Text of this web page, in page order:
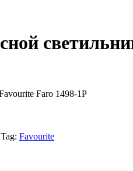
Faro 1498-1P
Tag: Favourite